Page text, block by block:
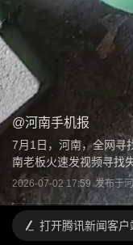
@河南手机报
7月1日，河南，全网寻
南老板火速发视频寻找
2026-07-02 17:59 发布于
打开腾讯新闻客户